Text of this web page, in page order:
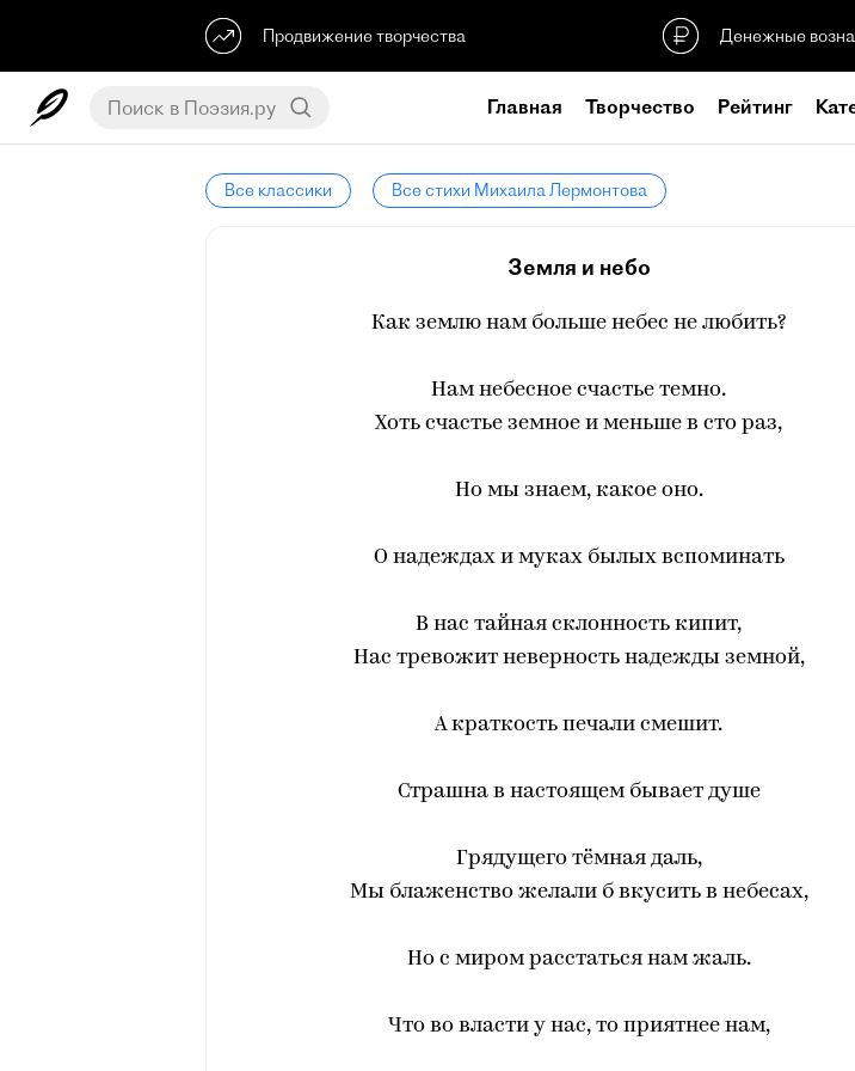
Продвижение творчества Денежные
Главная Творчество Рейтинг
Все классики Все стихи Михаила Лермонтова
Земля и небо
Как землю нам больше небес не любить?
Нам небесное счастье темно.
Хоть счастье земное и меньше в сто раз,
Но мы знаем, какое оно.
О надеждах и муках былых вспоминать
В нас тайная склонность кипит,
Нас тревожит неверность надежды земной,
А краткость печали смешит.
Страшна в настоящем бывает душе
Грядущего тёмная даль,
Мы блаженство желали б вкусить в небесах,
Но с миром расстаться нам жаль.
Что во власти у нас, то приятнее нам,